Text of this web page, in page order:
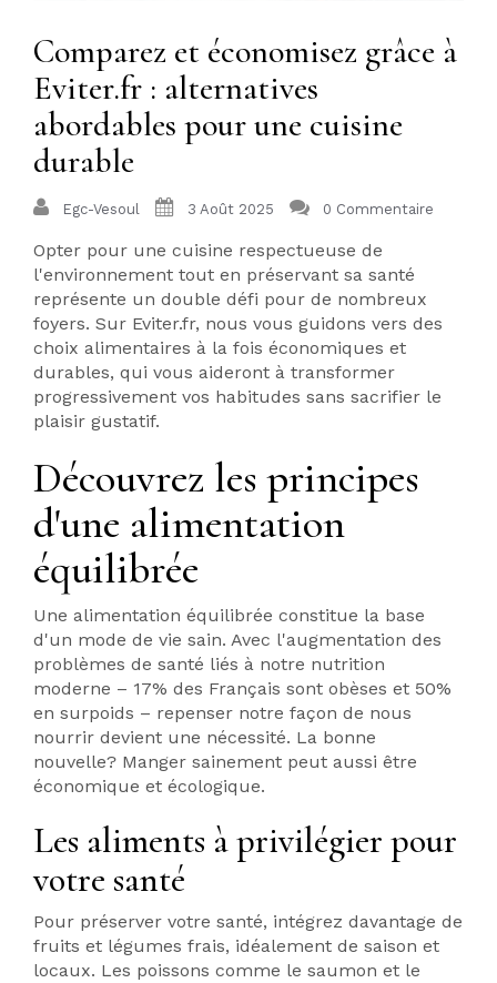
Comparez et économisez grâce à
Eviter.fr : alternatives
abordables pour une cuisine
durable
Egc-Vesoul 3 Août 2025 0 Commentaire
Opter pour une cuisine respectueuse de
l'environnement tout en préservant sa santé
représente un double défi pour de nombreux
foyers. Sur Eviter.fr, nous vous guidons vers des
choix alimentaires à la fois économiques et
durables, qui vous aideront à transformer
progressivement vos habitudes sans sacrifier le
plaisir gustatif.
Découvrez les principes
d'une alimentation
équilibrée
Une alimentation équilibrée constitue la base
d'un mode de vie sain. Avec l'augmentation des
problèmes de santé liés à notre nutrition
moderne – 17% des Français sont obèses et 50%
en surpoids – repenser notre façon de nous
nourrir devient une nécessité. La bonne
nouvelle? Manger sainement peut aussi être
économique et écologique.
Les aliments à privilégier pour
votre santé
Pour préserver votre santé, intégrez davantage de
fruits et légumes frais, idéalement de saison et
locaux. Les poissons comme le saumon et le